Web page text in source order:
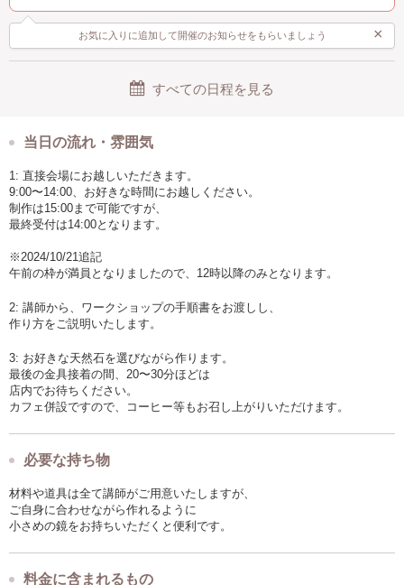
【どうやってつくるの？】
チェーンに、その場でお選びいただいた天然石を通し、
石が動かないように固定します。
最後にチェーンの端に金具を接着。
召し上がっていただくことも可能です。
【作品の仕様】
チェーンに、天然石7粒が基準。
もし天然石の個数を増やしたい場合は
なんといっても、たくさんの種類の天然石から
お好みのものを選べるのが楽しい！！
完成したお品は、何故か必ずご自身に
ぴったり似合うアクセサリーに仕上がっています。
(100名以上教えてきた講師の経験談)
【どんな人が対象？】
講師が優しく丁寧に教えますので
天然石好きな方もぜひ！！
お気に入りに追加して開催のお知らせをもらいましょう ×
すべての日程を見る
当日の流れ・雰囲気
1: 直接会場にお越しいただきます。
9:00〜14:00、お好きな時間にお越しください。
制作は15:00まで可能ですが、
最終受付は14:00となります。
※2024/10/21追記
午前の枠が満員となりましたので、12時以降のみとなります。
2: 講師から、ワークショップの手順書をお渡しし、
作り方をご説明いたします。
3: お好きな天然石を選びながら作ります。
最後の金具接着の間、20〜30分ほどは
店内でお待ちください。
カフェ併設ですので、コーヒー等もお召し上がりいただけます。
必要な持ち物
材料や道具は全て講師がご用意いたしますが、
ご自身に合わせながら作れるように
小さめの鏡をお持ちいただくと便利です。
料金に含まれるもの